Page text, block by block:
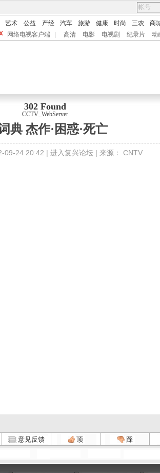
艺术 公益 产经 汽车 旅游 健康 时尚 三农
商
网络电视客户端 高清 电影 电视剧 纪录片 动
302 Found
CCTV_WebServer
典 杰作·困惑·死亡
09-24 20:42 | 进入复兴论坛 | 来源： CNTV
意见反馈 顶
踩